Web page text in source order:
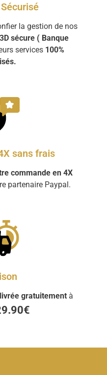
la gestion de nos
3D sécure ( Banque
services 100%
sans frais
commande en 4X
partenaire Paypal.
livrée gratuitement à